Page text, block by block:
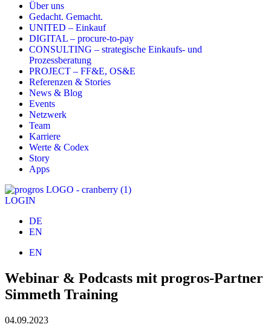
Über uns
Gedacht. Gemacht.
UNITED – Einkauf
DIGITAL – procure-to-pay
CONSULTING – strategische Einkaufs- und
Prozessberatung
PROJECT – FF&E, OS&E
Referenzen & Stories
News & Blog
Events
Netzwerk
Team
Karriere
Werte & Codex
Story
Apps
LOGIN
DE
EN
EN
Webinar & Podcasts mit progros-Partner
Simmeth Training
04.09.2023